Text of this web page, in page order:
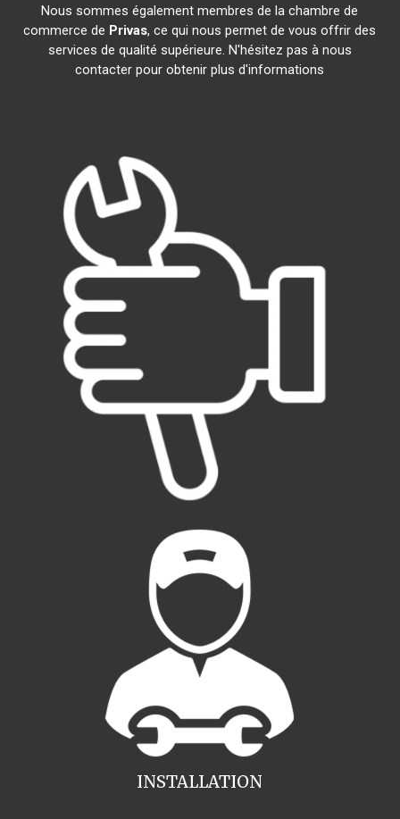
Nous sommes également membres de la chambre de
commerce de Privas, ce qui nous permet de vous offrir des
services de qualité supérieure. N'hésitez pas à nous
contacter pour obtenir plus d'informations
INSTALLATION